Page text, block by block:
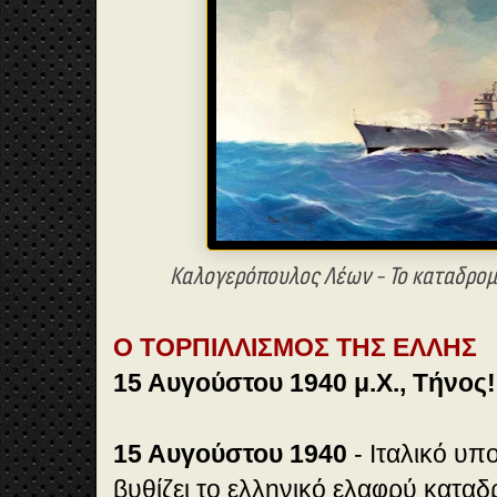
Καλογερόπουλος Λέων - Το
Ο ΤΟΡΠΙΛΛΙΣΜΟΣ ΤΗΣ ΕΛΛΗΣ
15 Αυγούστου 1940 μ.Χ., Τήνος!
15 Αυγούστου 1940 - Ιταλικό
βυθίζει το ελληνικό ελαφρύ